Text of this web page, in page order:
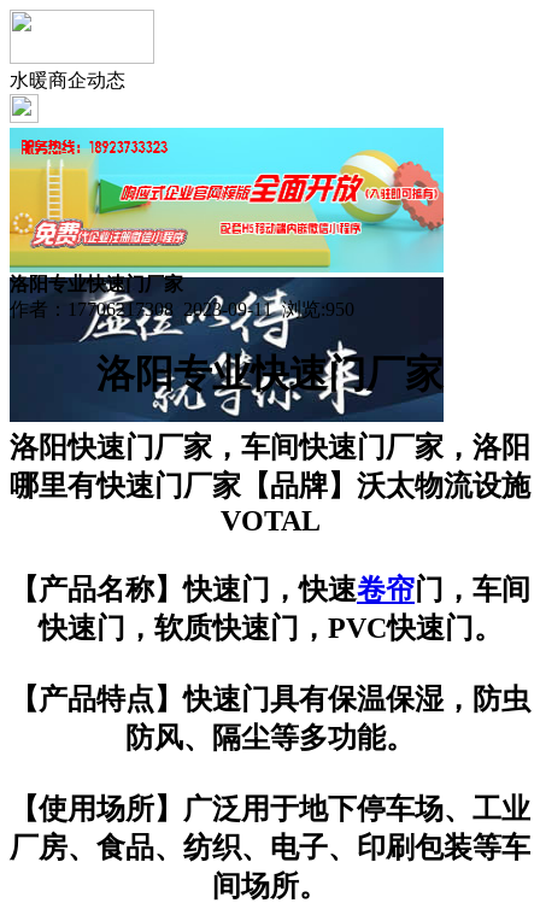
水暖商企动态
洛阳专业快速门厂家
作者：17706217308 2023-09-11 浏览:950
洛阳专业快速门厂家
洛阳快速门厂家，车间快速门厂家，洛阳
哪里有快速门厂家【品牌】沃太物流设施
VOTAL
【产品名称】快速门，快速卷帘门，车间
快速门，软质快速门，PVC快速门。
【产品特点】快速门具有保温保湿，防虫
防风、隔尘等多功能。
【使用场所】广泛用于地下停车场、工业
厂房、食品、纺织、电子、印刷包装等车
间场所。